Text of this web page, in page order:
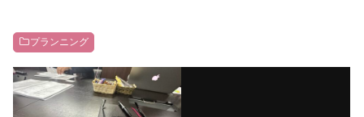
プランニング